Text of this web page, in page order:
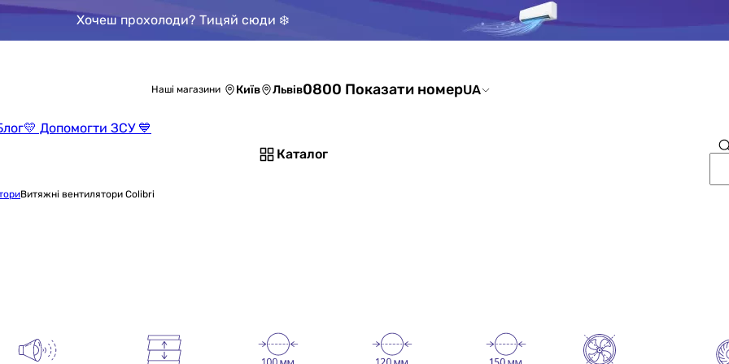
Хочеш прохолоди? Тицяй сюди ❄️
💛 Допомогти ЗСУ 💙
Наші магазини Київ Львів0800 Показати номерUA
Каталог
Витяжні вентилятори Colibri